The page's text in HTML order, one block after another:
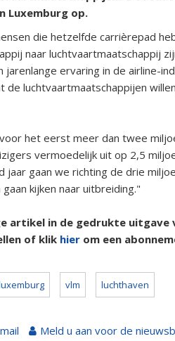
Luxemburg op.
die hetzelfde carrièrepad
naar luchtvaartmaatschappij
jarenlange ervaring in de airline-
de luchtvaartmaatschappijen
het eerst meer dan twee
vermoedelijk uit op 2,5
jaar gaan we richting de drie
kijken naar uitbreiding."
artikel in de gedrukte uitgave
of klik hier om een
vlm luchthaven
Meld u aan voor de